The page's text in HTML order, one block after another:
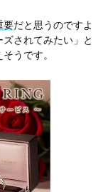
要だと思うのですよ
されてみたい」と
うです。